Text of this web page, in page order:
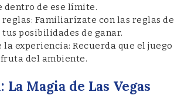
dentro de ese límite.
reglas: Familiarízate con las reglas
posibilidades de ganar.
experiencia: Recuerda que el
del ambiente.
Magia de Las Vegas